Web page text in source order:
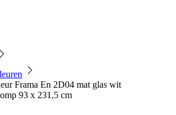
Frama En 2D04 mat glas wit
93 x 231,5 cm